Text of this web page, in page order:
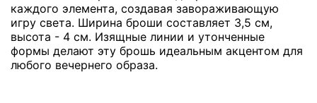
каждого элемента, создавая завораживающую
игру света. Ширина броши составляет 3,5 см,
высота - 4 см. Изящные линии и утонченные
формы делают эту брошь идеальным акцентом для
любого вечернего образа.